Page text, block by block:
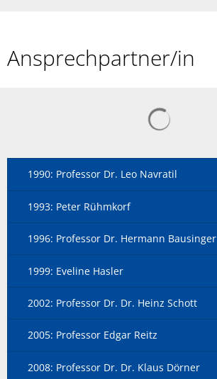
Ansprechpartner/in
1990: Professor Dr. Leo Navratil
1993: Peter Rühmkorf
1996: Professor Dr. Hermann Bausinger
1999: Eveline Hasler
2002: Professor Dr. Dr. Heinz Schott
2005: Professor Edgar Reitz
2008: Professor Dr. Dr. Klaus Dörner